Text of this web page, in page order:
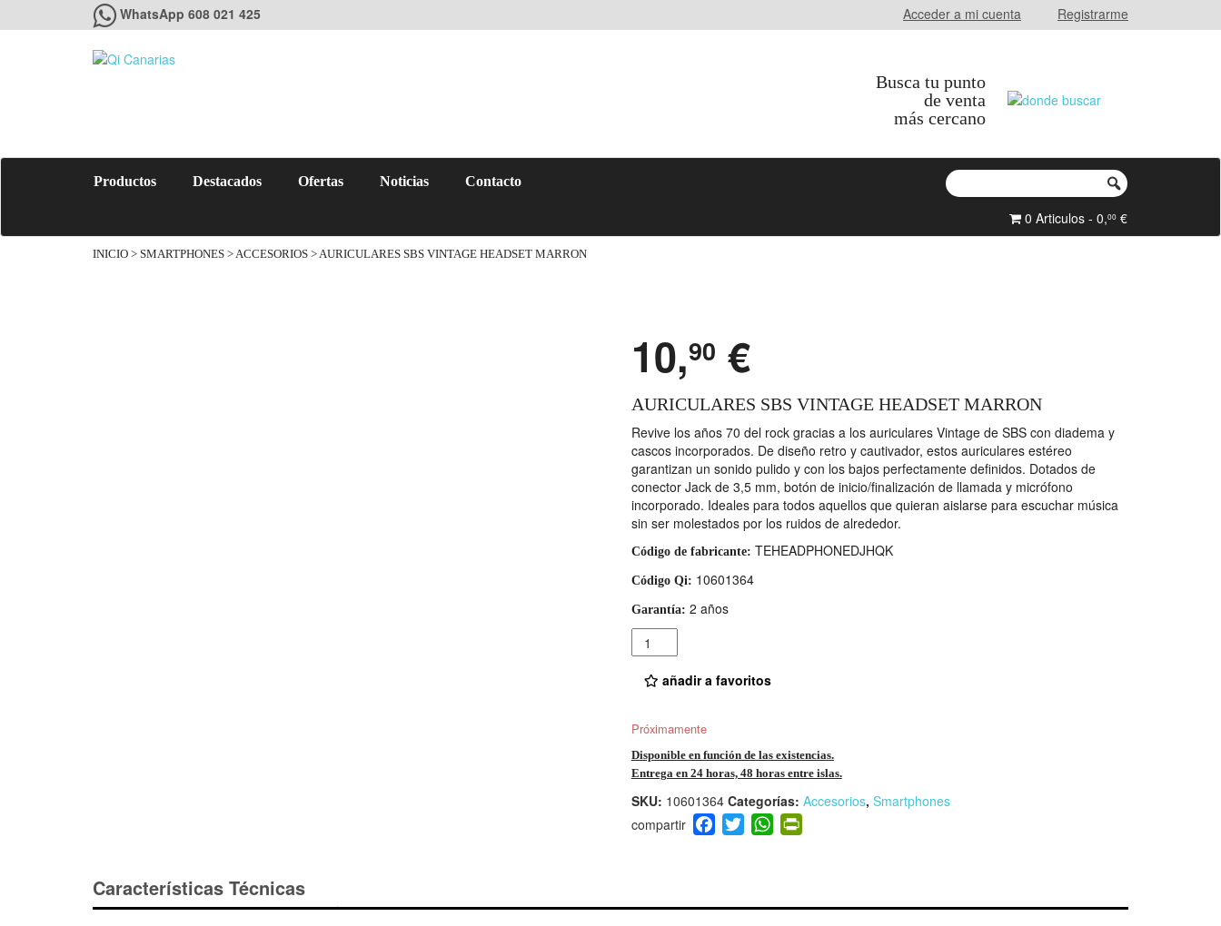
WhatsApp 608 021 425 Acceder a mi cuenta Registrarme
Busca tu punto
de venta
más cercano
Productos Destacados Ofertas Noticias Contacto
0 Articulos - 0,00 €
INICIO > SMARTPHONES >ACCESORIOS > AURICULARES SBS VINTAGE HEADSET MARRON
10,90 €
AURICULARES SBS VINTAGE HEADSET MARRON
Revive los años 70 del rock gracias a los auriculares Vintage de SBS con diadema y
cascos incorporados. De diseño retro y cautivador, estos auriculares estéreo
garantizan un sonido pulido y con los bajos perfectamente definidos. Dotados de
conector Jack de 3,5 mm, botón de inicio/finalización de llamada y micrófono
incorporado. Ideales para todos aquellos que quieran aislarse para escuchar música
sin ser molestados por los ruidos de alrededor.
Código de fabricante: TEHEADPHONEDJHQK
Código Qi: 10601364
Garantía: 2 años
Cantidad
añadir a favoritos
Próximamente
Disponible en función de las existencias.
Entrega en 24 horas, 48 horas entre islas.
SKU: 10601364 Categorías: Accesorios, Smartphones
F
a
b
T
wi
W
h
A
Pr
in
e
Características Técnicas